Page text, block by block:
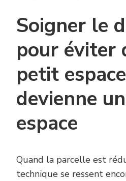
Soigner le
pour éviter
petit espace
devienne
espace
Quand la parcelle est
technique se ressent